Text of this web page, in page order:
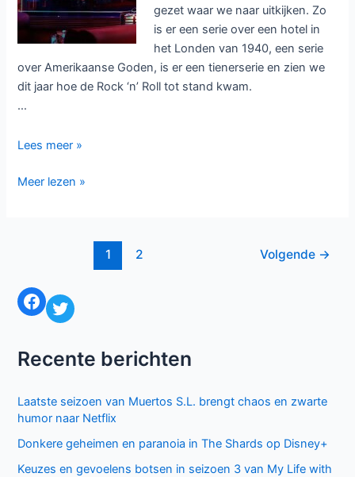
gezet waar we naar uitkijken. Zo
is er een serie over een hotel in
het Londen van 1940, een serie
over Amerikaanse Goden, is er een tienerserie en zien we
dit jaar hoe de Rock ‘n’ Roll tot stand kwam.
…
Elf
waar
Lees meer »
Elf
in
2017
Meer lezen »
1 2 Volgende →
Facebook Twitter
Recente berichten
Laatste seizoen van Muertos S.L. brengt chaos en zwarte
humor naar Netflix
Donkere geheimen en paranoia in The Shards op Disney+
Keuzes en gevoelens botsen in seizoen 3 van My Life with